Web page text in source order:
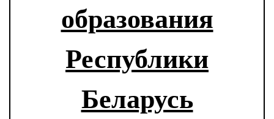
образования
Республики
Беларусь